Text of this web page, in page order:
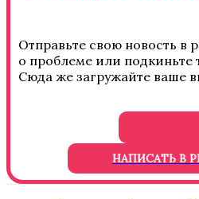
Отправьте свою новость в
о проблеме или подкиньте
Сюда же загружайте ваше
НАПИСАТЬ В